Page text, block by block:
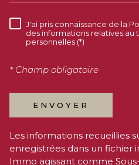
du Réseau qui reste
vos Données personnelles.
traitement repose sur
du Réseau. Elles sont
Conformément à la loi «
d’effacement, d’opposition,
portabilité de vos données.
consentement à tout
directement l’Agence / Le
https://cnil.fr/frpour plus
Si vous estimez, après avoir